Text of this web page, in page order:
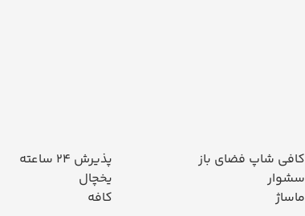
کافی شاپ فضای باز
سشوار
ماساژ
پذیرش 24 ساعته
یخچال
کافه